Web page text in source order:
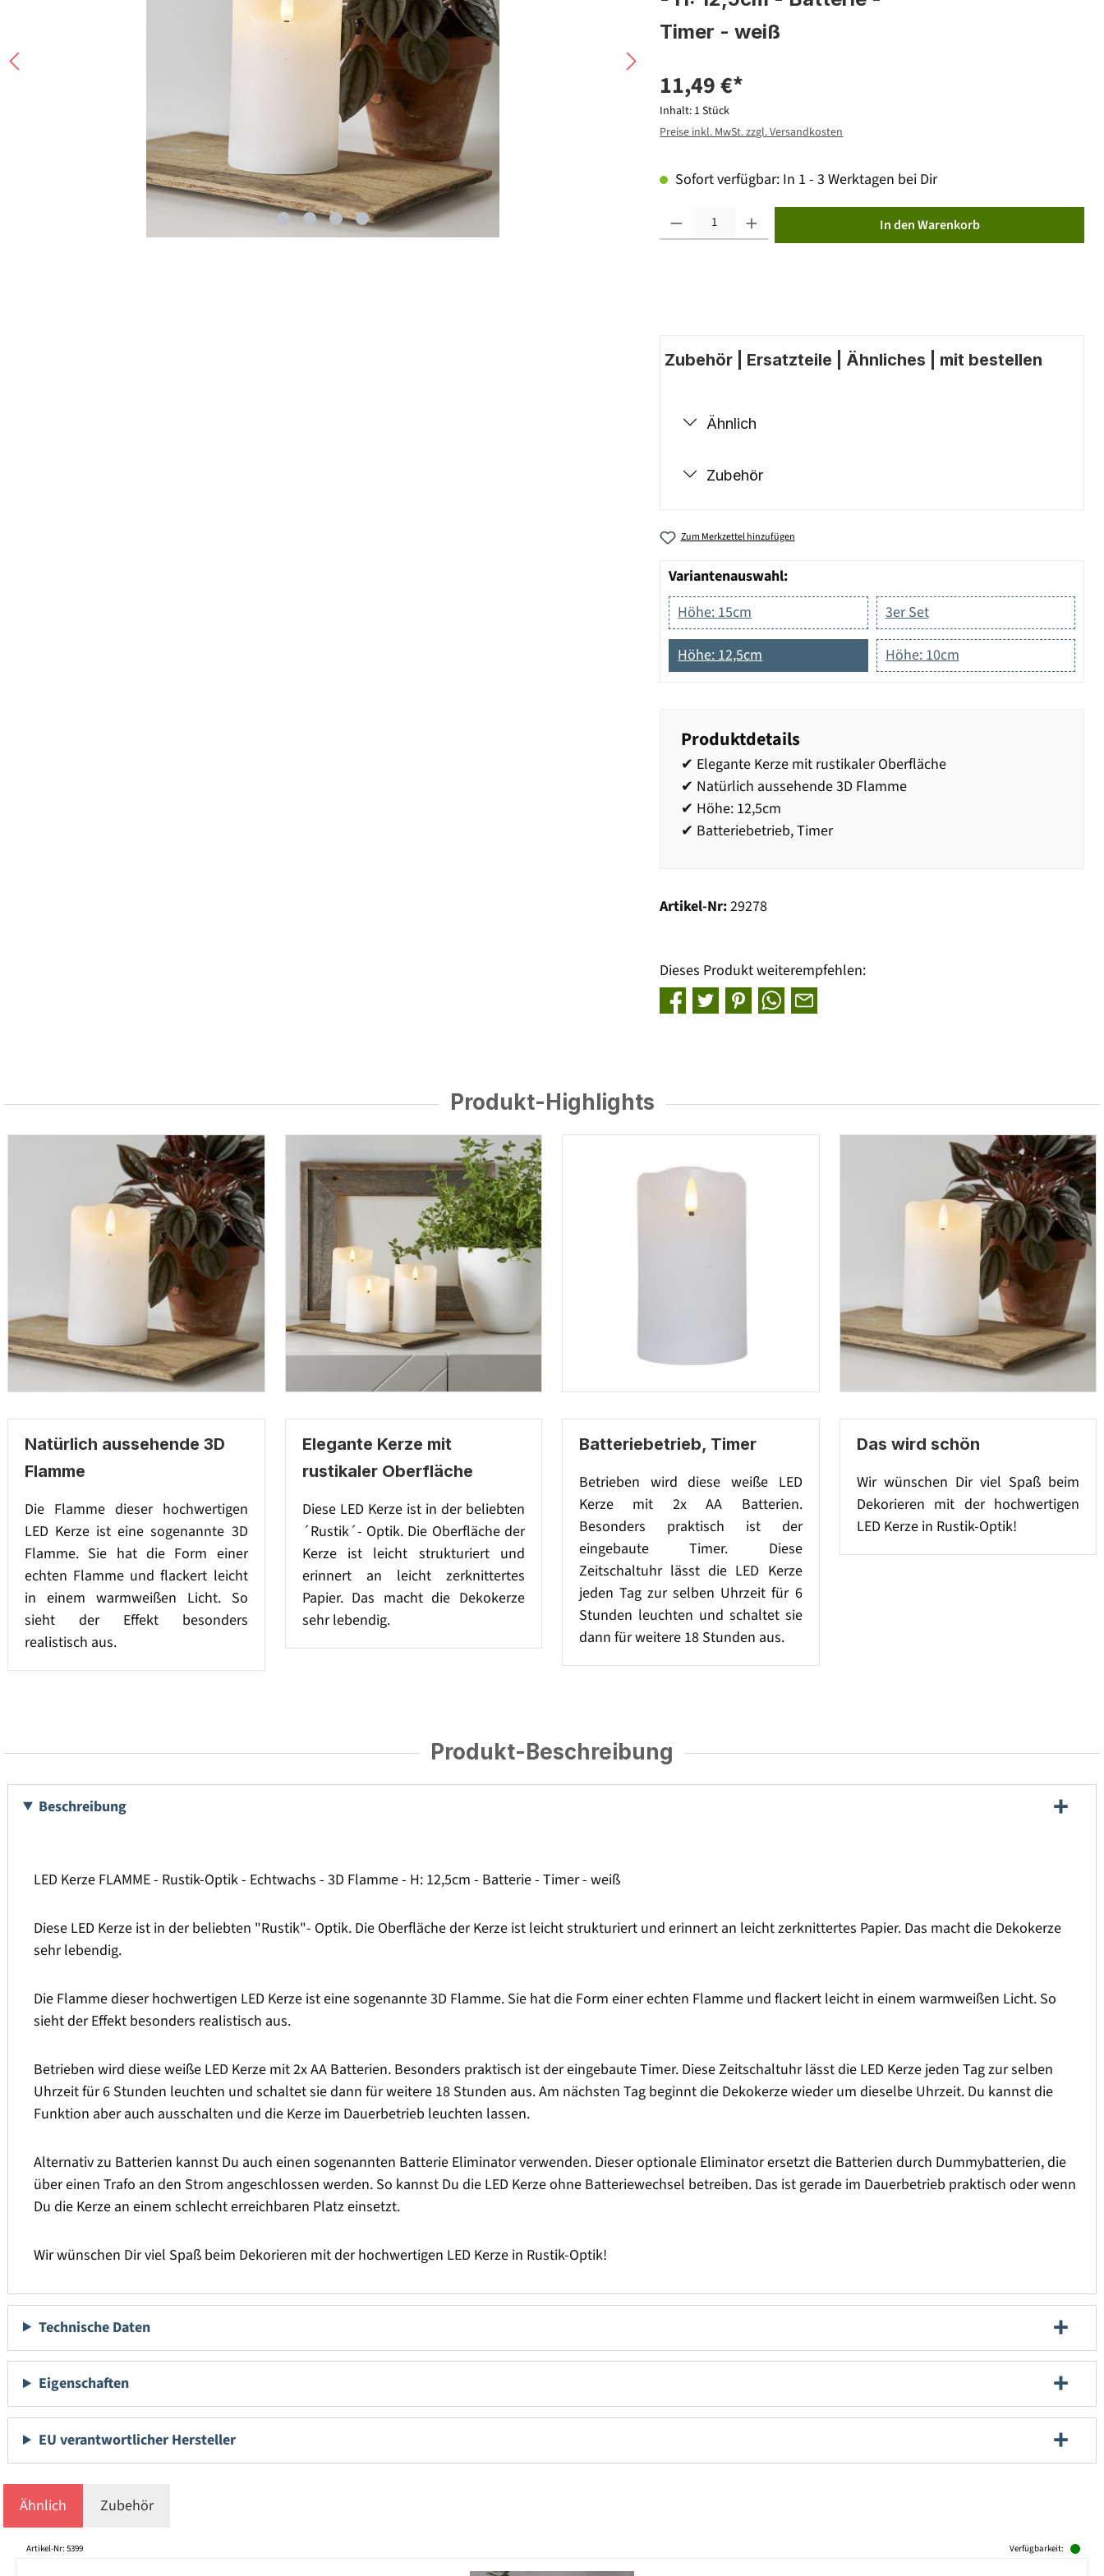
Timer - weiß
11,49 €*
Inhalt: 1 Stück
Preise inkl. MwSt. zzgl. Versandkosten
Sofort verfügbar: In 1 - 3 Werktagen bei Dir
In den Warenkorb
Zubehör | Ersatzteile | Ähnliches | mit bestellen
Ähnlich
Zubehör
Zum Merkzettel hinzufügen
Variantenauswahl:
Höhe: 15cm
3er Set
Höhe: 12,5cm Höhe: 10cm
Produktdetails
✔ Elegante Kerze mit rustikaler Oberfläche
✔ Natürlich aussehende 3D Flamme
✔ Höhe: 12,5cm
✔ Batteriebetrieb, Timer
Artikel-Nr:29278
Dieses Produkt weiterempfehlen:
Produkt-Highlights
Natürlich aussehende 3D
Flamme
Die Flamme dieser hochwertigen
LED Kerze ist eine sogenannte 3D
Flamme. Sie hat die Form einer
echten Flamme und flackert leicht
in einem warmweißen Licht. So
sieht der Effekt besonders
realistisch aus.
Elegante Kerze mit
rustikaler Oberfläche
Diese LED Kerze ist in der beliebten
´Rustik´- Optik. Die Oberfläche der
Kerze ist leicht strukturiert und
erinnert an leicht zerknittertes
Papier. Das macht die Dekokerze
sehr lebendig.
Batteriebetrieb, Timer
Betrieben wird diese weiße LED
Kerze mit 2x AA Batterien.
Besonders praktisch ist der
eingebaute Timer. Diese
Zeitschaltuhr lässt die LED Kerze
jeden Tag zur selben Uhrzeit für 6
Stunden leuchten und schaltet sie
dann für weitere 18 Stunden aus.
Das wird schön
Wir wünschen Dir viel Spaß beim
Dekorieren mit der hochwertigen
LED Kerze in Rustik-Optik!
Produkt-Beschreibung
Beschreibung
LED Kerze FLAMME - Rustik-Optik - Echtwachs - 3D Flamme - H: 12,5cm - Batterie - Timer - weiß
Diese LED Kerze ist in der beliebten "Rustik"- Optik. Die Oberfläche der Kerze ist leicht strukturiert und erinnert an leicht zerknittertes Papier. Das macht die Dekokerze
sehr lebendig.
Die Flamme dieser hochwertigen LED Kerze ist eine sogenannte 3D Flamme. Sie hat die Form einer echten Flamme und flackert leicht in einem warmweißen Licht. So
sieht der Effekt besonders realistisch aus.
Betrieben wird diese weiße LED Kerze mit 2x AA Batterien. Besonders praktisch ist der eingebaute Timer. Diese Zeitschaltuhr lässt die LED Kerze jeden Tag zur selben
Uhrzeit für 6 Stunden leuchten und schaltet sie dann für weitere 18 Stunden aus. Am nächsten Tag beginnt die Dekokerze wieder um dieselbe Uhrzeit. Du kannst die
Funktion aber auch ausschalten und die Kerze im Dauerbetrieb leuchten lassen.
Alternativ zu Batterien kannst Du auch einen sogenannten Batterie Eliminator verwenden. Dieser optionale Eliminator ersetzt die Batterien durch Dummybatterien, die
über einen Trafo an den Strom angeschlossen werden. So kannst Du die LED Kerze ohne Batteriewechsel betreiben. Das ist gerade im Dauerbetrieb praktisch oder wenn
Du die Kerze an einem schlecht erreichbaren Platz einsetzt.
Wir wünschen Dir viel Spaß beim Dekorieren mit der hochwertigen LED Kerze in Rustik-Optik!
Technische Daten
Eigenschaften
EU verantwortlicher Hersteller
Ähnlich Zubehör
Produktgalerie überspringen
Artikel-Nr: 5399 Verfügbarkeit: